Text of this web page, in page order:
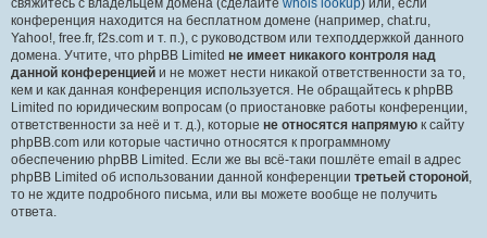
свяжитесь с владельцем домена (сделайте whois lookup) или, если
конференция находится на бесплатном домене (например, chat.ru,
Yahoo!, free.fr, f2s.com и т. п.), с руководством или техподдержкой данного
домена. Учтите, что phpBB Limited не имеет никакого контроля над
данной конференцией и не может нести никакой ответственности за то,
кем и как данная конференция используется. Не обращайтесь к phpBB
Limited по юридическим вопросам (о приостановке работы конференции,
ответственности за неё и т. д.), которые не относятся напрямую к сайту
phpBB.com или которые частично относятся к программному
обеспечению phpBB Limited. Если же вы всё-таки пошлёте email в адрес
phpBB Limited об использовании данной конференции третьей стороной,
то не ждите подробного письма, или вы можете вообще не получить
ответа.